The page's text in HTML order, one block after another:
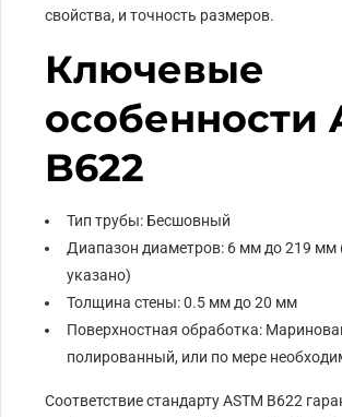
свойства, и точность размеров.
Ключевые
особенности
B622
Тип трубы: Бесшовный
Диапазон диаметров: 6 мм до 219 мм
указано)
Толщина стены: 0.5 мм до 20 мм
Поверхностная обработка:
полированный, или по мере
Соответствие стандарту ASTM B622